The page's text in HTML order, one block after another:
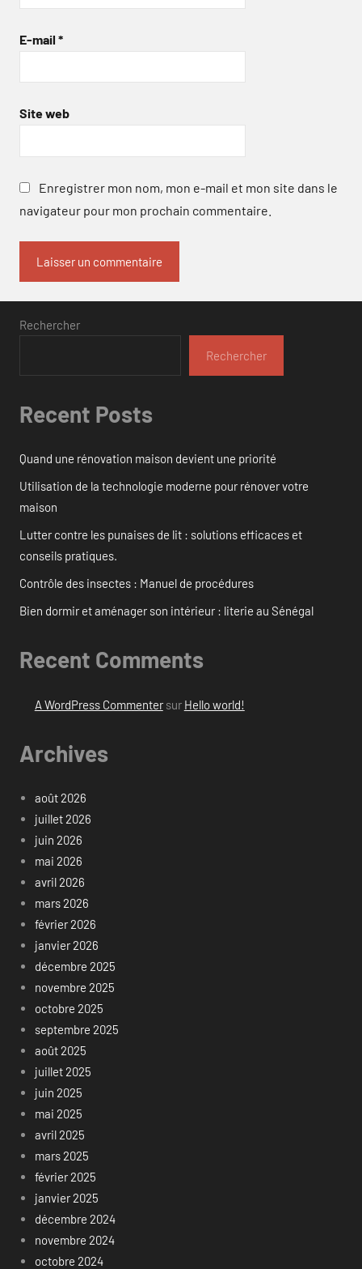
E-mail *
Site web
Enregistrer mon nom, mon e-mail et mon site dans le
navigateur pour mon prochain commentaire.
Rechercher
Rechercher
Recent Posts
Quand une rénovation maison devient une priorité
Utilisation de la technologie moderne pour rénover votre
maison
Lutter contre les punaises de lit : solutions efficaces et
conseils pratiques.
Contrôle des insectes : Manuel de procédures
Bien dormir et aménager son intérieur : literie au Sénégal
Recent Comments
A WordPress Commentersur Hello world!
Archives
août 2026
juillet 2026
juin 2026
mai 2026
avril 2026
mars 2026
février 2026
janvier 2026
décembre 2025
novembre 2025
octobre 2025
septembre 2025
août 2025
juillet 2025
juin 2025
mai 2025
avril 2025
mars 2025
février 2025
janvier 2025
décembre 2024
novembre 2024
octobre 2024